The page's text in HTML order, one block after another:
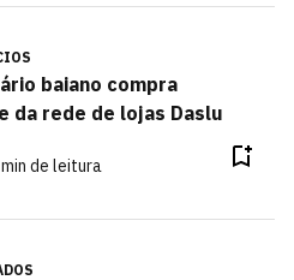
baiano compra
da rede de lojas Daslu
de leitura